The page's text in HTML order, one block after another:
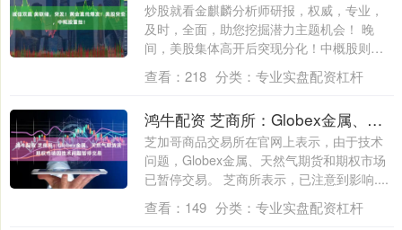
炒股就看金麒麟分析师研报，权威，专业，
及时，全面，助您挖掘潜力主题机会！ 晚
间，美股集体高开后突现分化！中概股则集
体大跌....
查看： 218 分类： 专业实盘配资杠杆
鸿牛配资 芝商所：Globex金属、天然气期货及期权市场因技术问题暂停交易
芝加哥商品交易所在官网上表示，由于技术
问题，Globex金属、天然气期货和期权市场
已暂停交易。 芝商所表示，已注意到影响....
查看： 149 分类： 专业实盘配资杠杆